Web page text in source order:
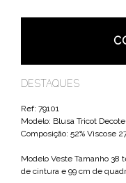
DESTAQUES
Ref: 79101
Modelo: Blusa Tricot
Composição: 52% Viscose
Modelo Veste Tamanho 38
de cintura e 99 cm de